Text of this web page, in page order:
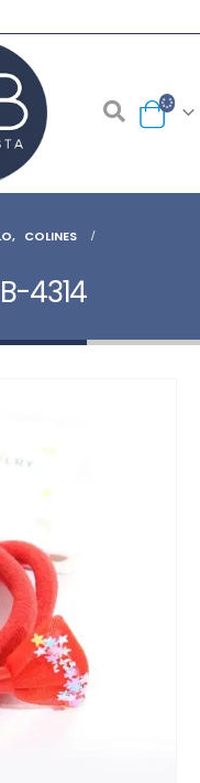
, COLINES
4314